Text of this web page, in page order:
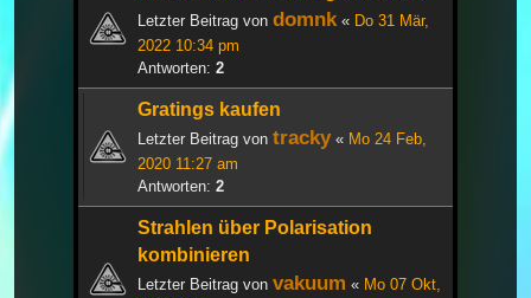
Letzter Beitrag von domnk « Do 31 Mär,
2022 10:34 pm
Antworten: 2
Gratings kaufen
Letzter Beitrag von tracky« Mo 24 Feb,
2020 11:27 am
Antworten: 2
Strahlen über Polarisation
kombinieren
Letzter Beitrag von vakuum « Mo 07 Okt,